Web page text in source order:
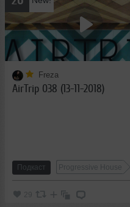
Freza
AirTrip 038 (13-11-2018)
Подкаст Progressive House
29